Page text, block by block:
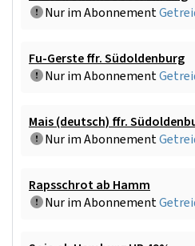
Nur im Abonnement
Fu-Gerste ffr. Südoldenburg
Nur im Abonnement
Mais (deutsch) ffr.
Nur im Abonnement
Rapsschrot ab Hamm
Nur im Abonnement